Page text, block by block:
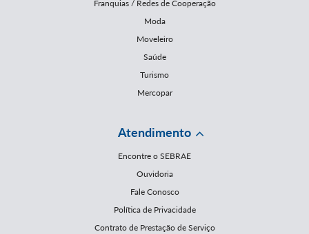
Franquias / Redes de Cooperação
Moda
Moveleiro
Saúde
Turismo
Mercopar
Atendimento
Encontre o SEBRAE
Ouvidoria
Fale Conosco
Política de Privacidade
Contrato de Prestação de Serviço